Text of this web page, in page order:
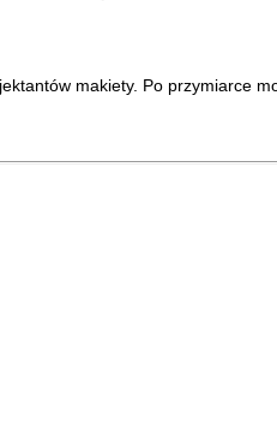
makiety. Po przymiarce